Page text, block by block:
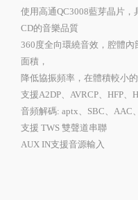
使用高通QC3008藍芽晶片
CD的音樂品質
360度全向環繞音效，腔體
面積，
降低協振頻率，在體積較小
支援A2DP、AVRCP、HFP、
音頻解碼: aptx、SBC、AAC
支援 TWS 雙聲道串聯
AUX IN支援音源輸入